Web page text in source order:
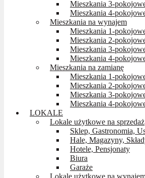
Mieszkania 3-
Mieszkania 4-
Mieszkania na wynajem
Mieszkania 1-
Mieszkania 2-
Mieszkania 3-
Mieszkania 4-
Mieszkania na zamianę
Mieszkania 1-
Mieszkania 2-
Mieszkania 3-
Mieszkania 4-
LOKALE
Lokale użytkowe na sprzedaż
Sklep, Gastronomia,
Hale, Magazyny,
Hotele, Pensjonaty
Biura
Garaże
Lokale użytkowe na